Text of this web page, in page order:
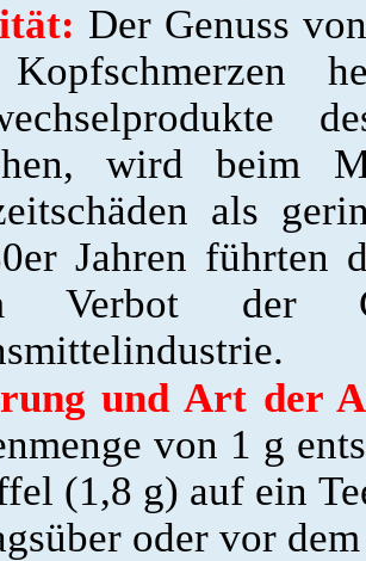
Der Genuss
wird beim
als
Jahren führten
Verbot der
und Art der
von 1 g
(1,8 g) auf ein
oder vor